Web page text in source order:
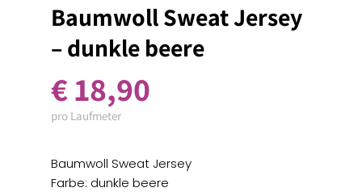
Baumwoll Sweat Jersey
– dunkle beere
€18,90
pro Laufmeter
Baumwoll Sweat Jersey
Farbe: dunkle beere